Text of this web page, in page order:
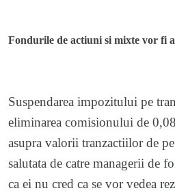
Fondurile de actiuni si mixte vor fi
Suspendarea impozitului pe
eliminarea comisionului de
asupra valorii tranzactiilor de
salutata de catre managerii de
ca ei nu cred ca se vor vedea